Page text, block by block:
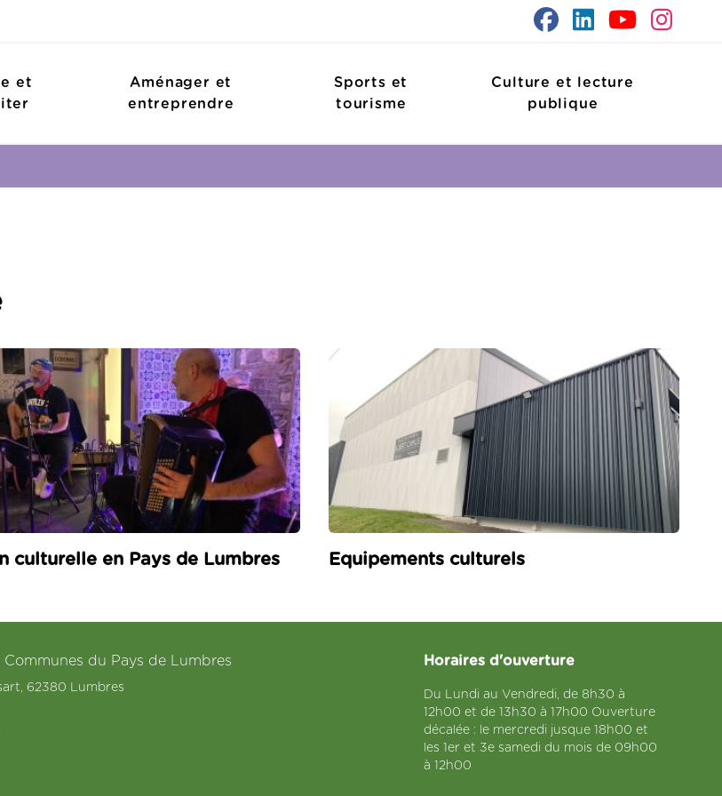
et
Aménager et
entreprendre
Sports et
tourisme
Culture et lecture
publique
culturelle en Pays de Lumbres Equipements culturels
du Pays de Lumbres
62380 Lumbres
Horaires d'ouverture
Du Lundi au Vendredi, de 8h30 à
12h00 et de 13h30 à 17h00 Ouverture
décalée : le mercredi jusque 18h00 et
les 1er et 3e samedi du mois de 09h00
à 12h00